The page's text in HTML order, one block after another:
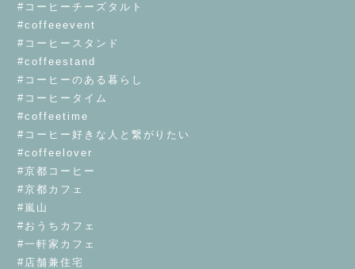
#コーヒーチーズタルト
#coffeeevent
#コーヒースタンド
#coffeestand
#コーヒーのある暮らし
#コーヒータイム
#coffeetime
#コーヒー好きな人と繋がりたい
#coffeelover
#京都コーヒー
#京都カフェ
#嵐山
#おうちカフェ
#一軒家カフェ
#店舗兼住宅